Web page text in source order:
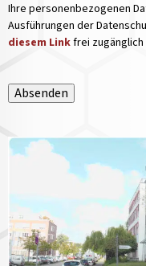
Ihre personenbezogenen
Ausführungen der
diesem Linkfrei zugänglich
Absenden